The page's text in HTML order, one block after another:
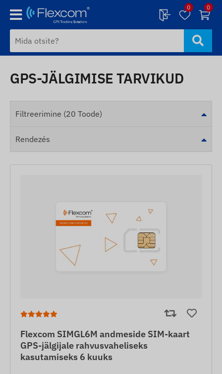
0 0
GPS-JÄLGIMISE TARVIKUD
Filtreerimine (20 Toode)
Rendezés
Flexcom SIMGL6M andmeside SIM-kaart
GPS-jälgijale rahvusvaheliseks
kasutamiseks 6 kuuks